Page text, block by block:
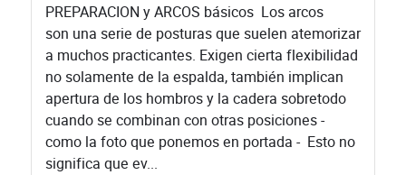
​PREPARACION y ARCOS básicos ​Los arcos
son una serie de posturas que suelen atemorizar
a muchos practicantes. Exigen cierta flexibilidad
no solamente de la espalda, también implican
apertura de los hombros y la cadera sobretodo
cuando se combinan con otras posiciones -
como la foto que ponemos en portada - Esto no
significa que ev...